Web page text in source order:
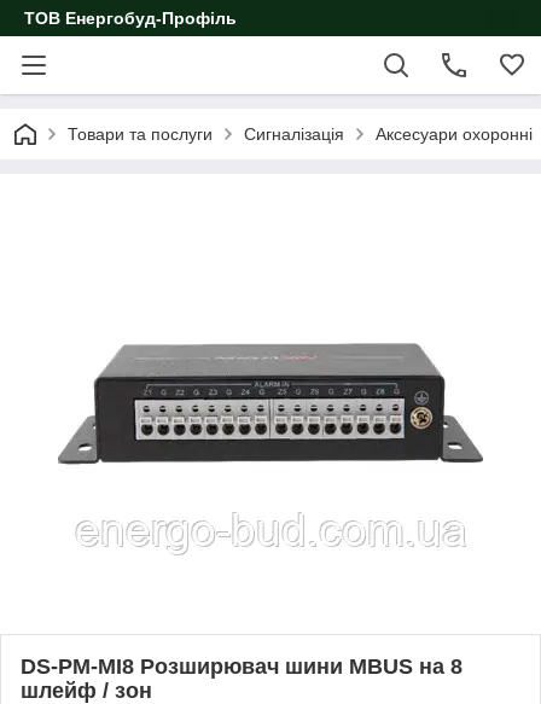
ТОВ Енергобуд-Профіль
Товари та послуги Сигналізація Аксесуари охоронні
DS-PM-MI8 Розширювач шини MBUS на 8
шлейф / зон